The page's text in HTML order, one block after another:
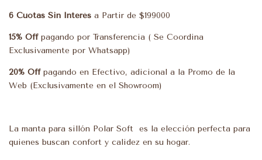
6 Cuotas Sin Interés a Partir de $199000
15% Off pagando por Transferencia ( Se Coordina
Exclusivamente por Whatsapp)
20% Offpagando en Efectivo, adicional a la Promo de la
Web (Exclusivamente en el Showroom)
La manta para sillón Polar Soft es la elección perfecta para
quienes buscan confort y calidez en su hogar.